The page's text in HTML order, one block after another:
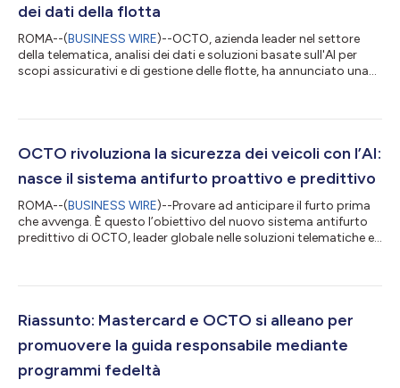
dei dati della flotta
ROMA--(BUSINESS WIRE)--OCTO, azienda leader nel settore
della telematica, analisi dei dati e soluzioni basate sull'AI per
scopi assicurativi e di gestione delle flotte, ha annunciato una
basate sui dati destinate agli operatori di flotte integrando
Cars, Volkswagen Commercial Vehicles, Škoda, Seat, Cupra e...
OCTO rivoluziona la sicurezza dei veicoli con l’AI:
nasce il sistema antifurto proattivo e predittivo
ROMA--(BUSINESS WIRE)--Provare ad anticipare il furto prima
che avvenga. È questo l’obiettivo del nuovo sistema antifurto
predittivo di OCTO, leader globale nelle soluzioni telematiche e
avanzati per offrire una protezione dei veicoli in tempo reale e su
verifichi un evento di furto. Basato su oltre 22 anni d...
Riassunto: Mastercard e OCTO si alleano per
promuovere la guida responsabile mediante
programmi fedeltà